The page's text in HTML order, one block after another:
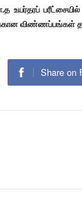
பரீட்சையில்
விண்ணப்பங்கள்
Share on